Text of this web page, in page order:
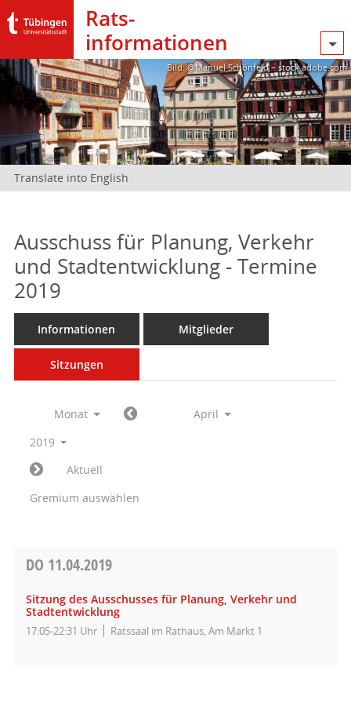
Rats­
informationen
Bild: @Manuel Schönfeld – stock.adobe.com
Translate into English
Ausschuss für Planung, Verkehr
und Stadtentwicklung - Termine
2019
Informationen Mitglieder
Sitzungen
Monat
April
2019
Aktuell
Gremium auswählen
DO 11.04.2019
Sitzung des Ausschusses für Planung, Verkehr und
Stadtentwicklung
17:05-22:31 Uhr Ratssaal im Rathaus, Am Markt 1